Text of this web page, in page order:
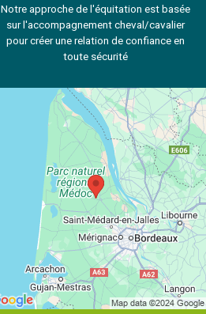
Notre approche de l'équitation est basée
sur l'accompagnement cheval/cavalier
pour créer une relation de confiance en
toute sécurité